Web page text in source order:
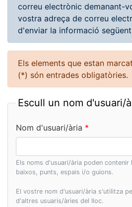
correu electrònic demanant-
vostra adreça de correu
d'enviar la informació
Els elements que estan
(*) són entrades obligatòries.
Escull un nom d'usuari/
Nom d'usuari/ària
Els noms d'usuari/ària poden contenir
baixos, punts, espais i/o guions.
El vostre nom d'usuari/ària s'utilitza
d'altres usuaris/àries del lloc.